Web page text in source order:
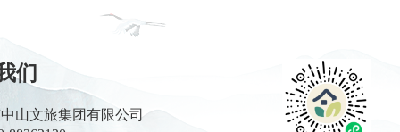
们
山文旅集团有限公司